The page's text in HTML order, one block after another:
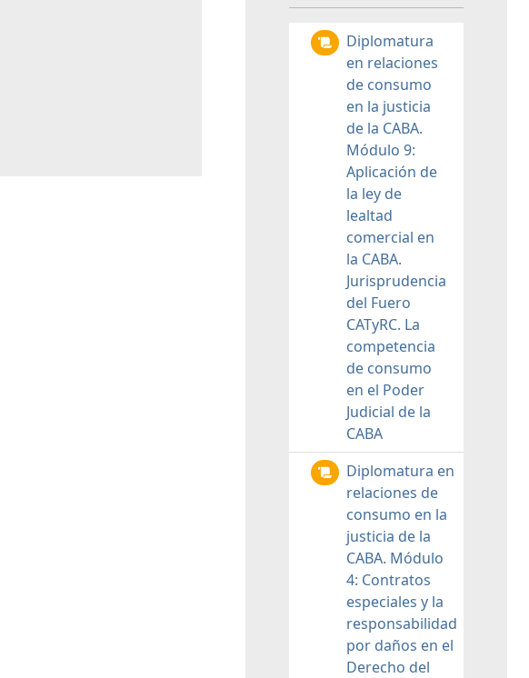
Diplomatura
en relaciones
de consumo
en la justicia
de la CABA.
Módulo 9:
Aplicación de
la ley de
lealtad
comercial en
la CABA.
Jurisprudencia
del Fuero
CATyRC. La
competencia
de consumo
en el Poder
Judicial de la
CABA
Diplomatura en
relaciones de
consumo en la
justicia de la
CABA. Módulo
4: Contratos
especiales y la
responsabilidad
por daños en el
Derecho del